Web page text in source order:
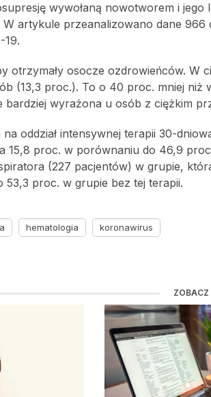
wywołaną nowotworem i
W artykule przeanalizowano dane 966
19.
otrzymały osocze ozdrowieńców. W
(13,3 proc.). To o 40 proc. mniej
bardziej wyrażona u osób z ciężkim
oddział intensywnej terapii 30-
15,8 proc. w porównaniu do 46,9
(227 pacjentów) w grupie,
proc. w grupie bez tej terapii.
hematologia koronawirus